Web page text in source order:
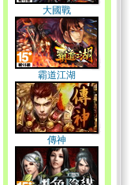
大國戰
霸道江湖
傳神